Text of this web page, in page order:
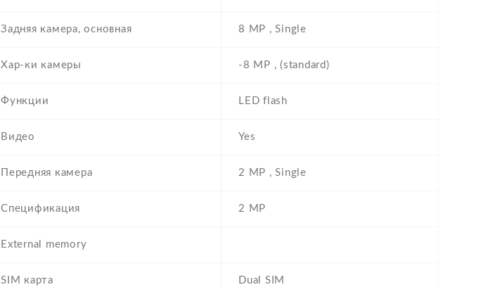
Задняя камера, основная 8 MP , Single
Хар-ки камеры -8 MP , (standard)
Функции LED flash
Видео Yes
Передняя камера 2 MP , Single
Спецификация 2 MP
External memory
SIM карта Dual SIM